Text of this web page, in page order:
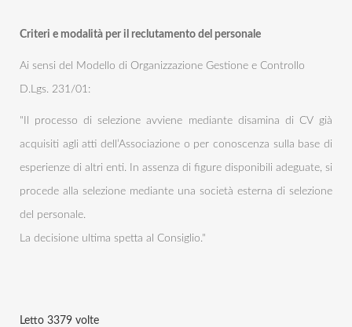
Criteri e modalità per il reclutamento del personale
Ai sensi del Modello di Organizzazione Gestione e Controllo
D.Lgs. 231/01:
"Il processo di selezione avviene mediante disamina di CV già
acquisiti agli atti dell’Associazione o per conoscenza sulla base di
esperienze di altri enti. In assenza di figure disponibili adeguate, si
procede alla selezione mediante una società esterna di selezione
del personale.
La decisione ultima spetta al Consiglio."
Letto 3379 volte